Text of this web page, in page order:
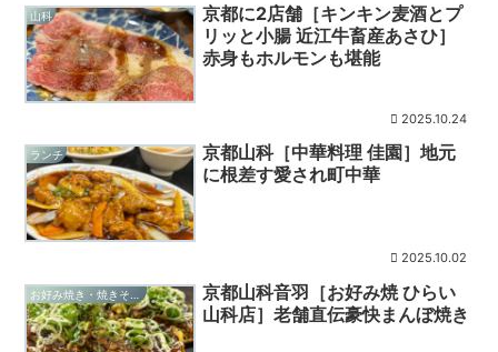
山科
京都に2店舗［キンキン麦酒とプ
リッと小腸 近江牛畜産あさひ］
赤身もホルモンも堪能
2025.10.24
ランチ
京都山科［中華料理 佳園］地元
に根差す愛され町中華
2025.10.02
京都山科音羽［お好み焼 ひらい
山科店］老舗直伝豪快まんぼ焼き